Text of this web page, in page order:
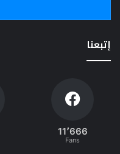
إتبعنا
11٬666
Fans